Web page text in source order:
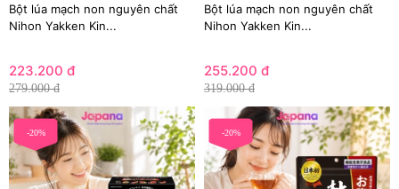
Bột lúa mạch non nguyên chất
Nihon Yakken Kin...
223.200 đ
279.000 đ
Bột lúa mạch non nguyên chất
Nihon Yakken Kin...
255.200 đ
319.000 đ
-20% -20%